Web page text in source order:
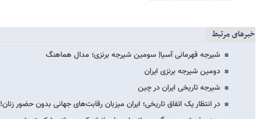
خبرهای مرتبط
شیرجه قهرمانی آسیا| سومین شیرجه برنزی؛ مدال هماهنگ
دومین شیرجه برنزی ایران
شیرجه تاریخی ایران در چین
در انتظار یک اتفاق تاریخی؛ ایران میزبان رقابت‌های جهانی بدون حضور زنان!